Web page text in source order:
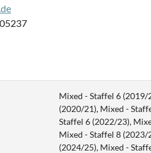
Mixed - Staffel 6 (2019/
(2020/21), Mixed -
Staffel 6 (2022/23),
Mixed - Staffel 8 (2023/
(2024/25), Mixed -